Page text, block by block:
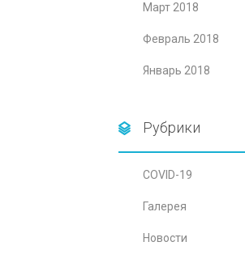
Март 2018
Февраль 2018
Январь 2018
Рубрики
COVID-19
Галерея
Новости